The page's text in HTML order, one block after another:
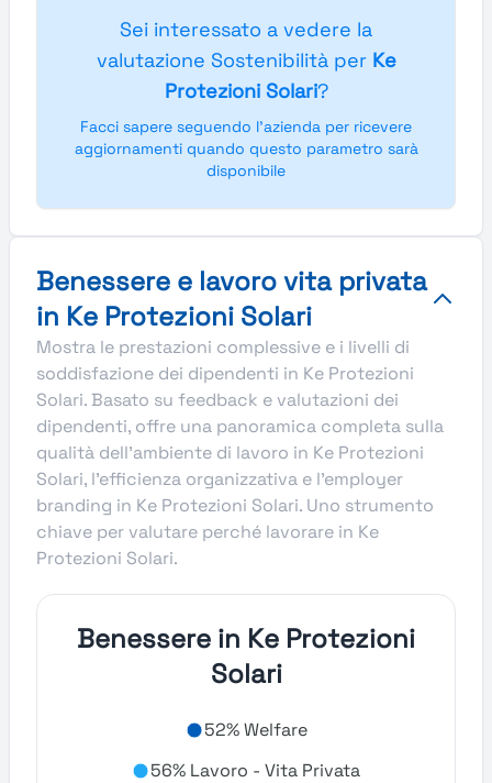
Sei interessato a vedere la
valutazione Sostenibilità per Ke
Protezioni Solari?
Facci sapere seguendo l'azienda per ricevere
aggiornamenti quando questo parametro sarà
disponibile
Benessere e lavoro vita privata
in Ke Protezioni Solari
Mostra le prestazioni complessive e i livelli di
soddisfazione dei dipendenti in Ke Protezioni
Solari. Basato su feedback e valutazioni dei
dipendenti, offre una panoramica completa sulla
qualità dell’ambiente di lavoro in Ke Protezioni
Solari, l’efficienza organizzativa e l’employer
branding in Ke Protezioni Solari. Uno strumento
chiave per valutare perché lavorare in Ke
Protezioni Solari.
Benessere in Ke Protezioni
Solari
52% Welfare
56% Lavoro - Vita Privata